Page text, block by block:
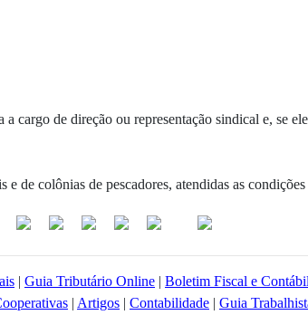
de direção ou representação sindical e, se
de colônias de pescadores, atendidas as condições
| Guia Tributário Online | Boletim Fiscal e Contábil
| Artigos | Contabilidade | Guia